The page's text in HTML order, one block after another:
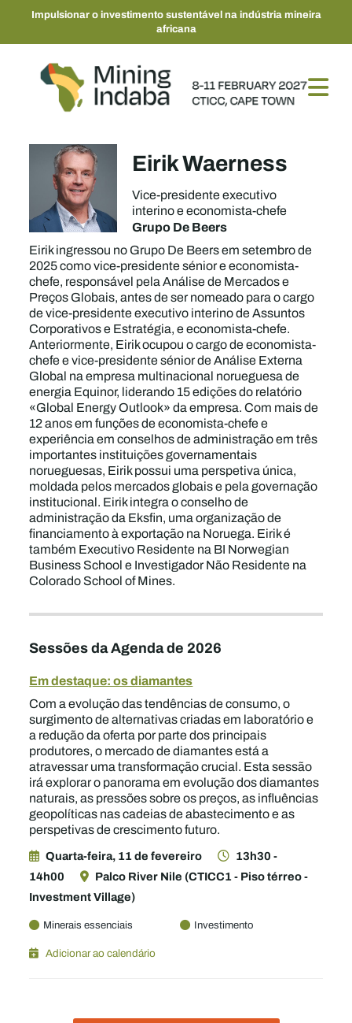
Impulsionar o investimento sustentável na indústria mineira
africana
Eirik Waerness
Vice-presidente executivo
interino e economista-chefe
Grupo De Beers
Eirik ingressou no Grupo De Beers em setembro de
2025 como vice-presidente sénior e economista-
chefe, responsável pela Análise de Mercados e
Preços Globais, antes de ser nomeado para o cargo
de vice-presidente executivo interino de Assuntos
Corporativos e Estratégia, e economista-chefe.
Anteriormente, Eirik ocupou o cargo de economista-
chefe e vice-presidente sénior de Análise Externa
Global na empresa multinacional norueguesa de
energia Equinor, liderando 15 edições do relatório
«Global Energy Outlook» da empresa. Com mais de
12 anos em funções de economista-chefe e
experiência em conselhos de administração em três
importantes instituições governamentais
norueguesas, Eirik possui uma perspetiva única,
moldada pelos mercados globais e pela governação
institucional. Eirik integra o conselho de
administração da Eksfin, uma organização de
financiamento à exportação na Noruega. Eirik é
também Executivo Residente na BI Norwegian
Business School e Investigador Não Residente na
Colorado School of Mines.
Sessões da Agenda de 2026
Em destaque: os diamantes
Com a evolução das tendências de consumo, o
surgimento de alternativas criadas em laboratório e
a redução da oferta por parte dos principais
produtores, o mercado de diamantes está a
atravessar uma transformação crucial. Esta sessão
irá explorar o panorama em evolução dos diamantes
naturais, as pressões sobre os preços, as influências
geopolíticas nas cadeias de abastecimento e as
perspetivas de crescimento futuro.
Quarta-feira, 11 de fevereiro
13h30 -
14h00
Palco River Nile (CTICC1 - Piso térreo -
Investment Village)
Minerais essenciais Investimento
Adicionar ao calendário